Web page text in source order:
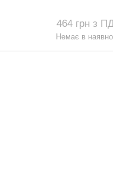
464 грн з
Немає в